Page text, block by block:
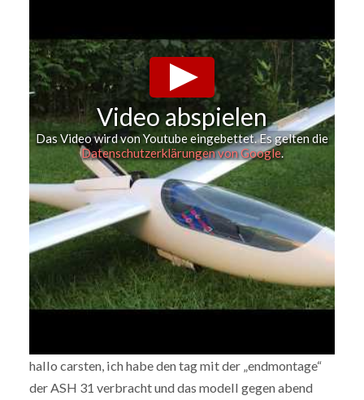
Video abspielen
Das Video wird von Youtube eingebettet. Es gelten die
Datenschutzerklärungen von Google.
hallo carsten, ich habe den tag mit der „endmontage“
der ASH 31 verbracht und das modell gegen abend